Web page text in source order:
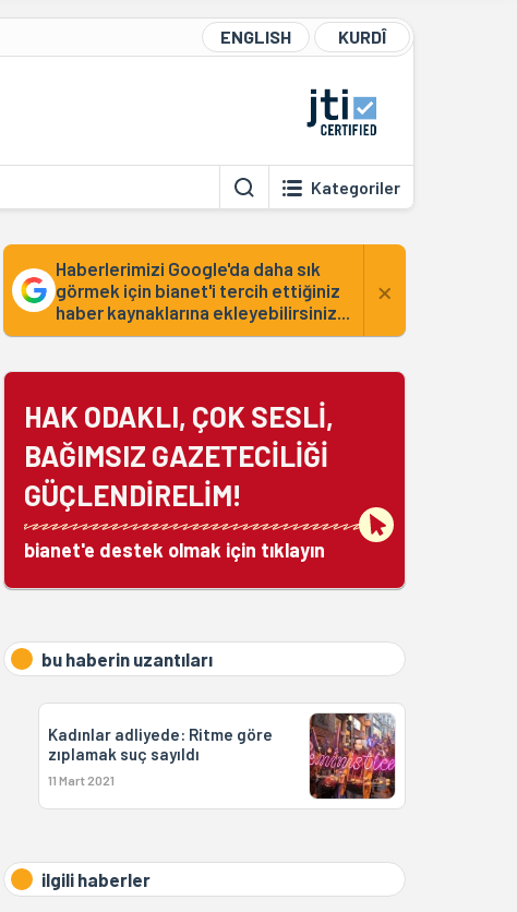
ENGLISH KURDÎ
Kategoriler
Haberlerimizi Google'da daha sık
görmek için bianet'i tercih ettiğiniz
haber kaynaklarına ekleyebilirsiniz...
×
HAK ODAKLI, ÇOK SESLİ,
BAĞIMSIZ GAZETECİLİĞİ
GÜÇLENDİRELİM!
bianet'e destek olmak için tıklayın
bu haberin uzantıları
Kadınlar adliyede: Ritme göre
zıplamak suç sayıldı
11 Mart 2021
ilgili haberler